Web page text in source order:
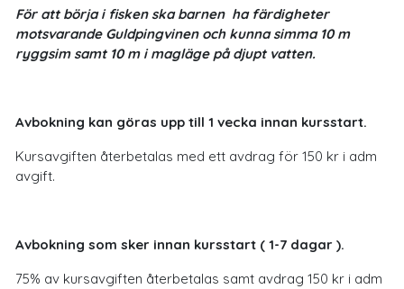
För att börja i fisken ska barnen ha färdigheter
motsvarande Guldpingvinen och kunna simma 10 m
ryggsim samt 10 m i magläge på djupt vatten.
Avbokning kan göras upp till 1 vecka innan kursstart.
Kursavgiften återbetalas med ett avdrag för 150 kr i adm
avgift.
Avbokning som sker innan kursstart ( 1-7 dagar ).
75% av kursavgiften återbetalas samt avdrag 150 kr i adm